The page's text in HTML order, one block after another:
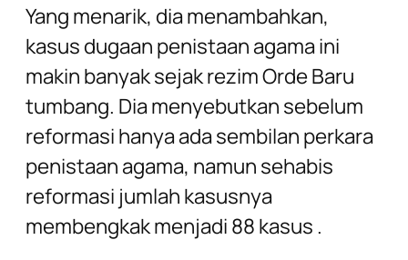
Yang menarik, dia menambahkan,
kasus dugaan penistaan agama ini
makin banyak sejak rezim Orde Baru
tumbang. Dia menyebutkan sebelum
reformasi hanya ada sembilan perkara
penistaan agama, namun sehabis
reformasi jumlah kasusnya
membengkak menjadi 88 kasus .